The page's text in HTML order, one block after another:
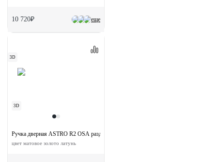
еще
10 720₽
3D
3D
Ручка дверная ASTRO R2 OSA раздельная на круглой розетке
цвет матовое золото латунь